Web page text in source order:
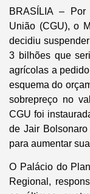
BRASÍLIA – Por
União (CGU), o
decidiu
3 bilhões que
agrícolas a
esquema do
sobrepreço no
CGU foi
de Jair
para aumentar
O Palácio do
Regional,